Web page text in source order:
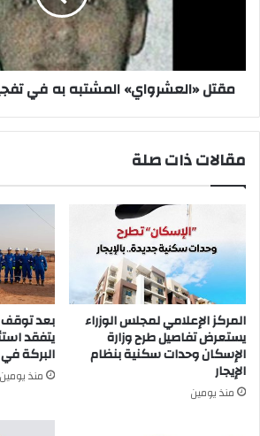
مقتل «العشرواي» المشتبه به في
مقالات ذات صلة
المركز الإعلامي لمجلس الوزراء
يستعرض تفاصيل طرح وزارة
الإسكان وحدات سكنية بنظام
الإيجار
منذ يومين
يتفقد
البركة
منذ يومين